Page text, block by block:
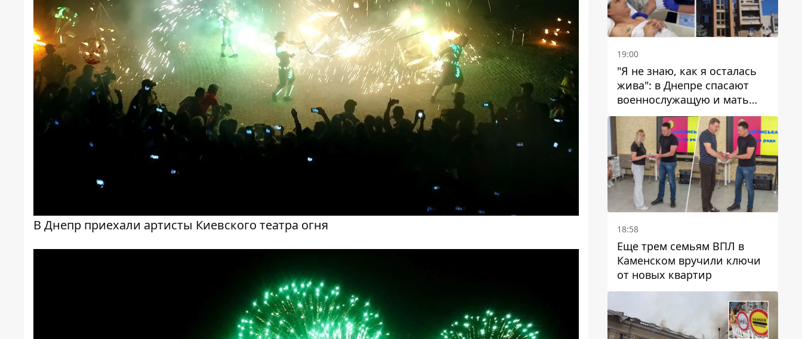
В Днепр приехали артисты Киевского театра огня
19:00
"Я не знаю, как я осталась
жива": в Днепре спасают
военнослужащую и мать
четверых детей, которую
ранил КАБ
18:58
Еще трем семьям ВПЛ в
Каменском вручили ключи
от новых квартир